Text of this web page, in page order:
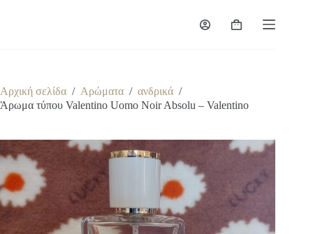
Καλάθι
Αρχική σελίδα / Αρώματα / ανδρικά /
Άρωμα τύπου Valentino Uomo Noir Absolu – Valentino